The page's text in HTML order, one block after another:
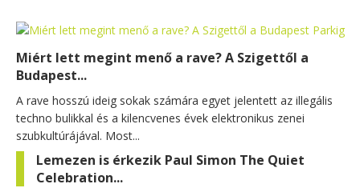
Miért lett megint menő a rave? A Szigettől a
Budapest...
A rave hosszú ideig sokak számára egyet jelentett az illegális
techno bulikkal és a kilencvenes évek elektronikus zenei
szubkultúrájával. Most...
Lemezen is érkezik Paul Simon The Quiet
Celebration...